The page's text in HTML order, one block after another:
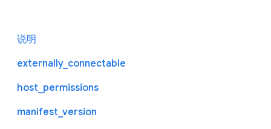
说明
externally_connectable
host_permissions
manifest_version